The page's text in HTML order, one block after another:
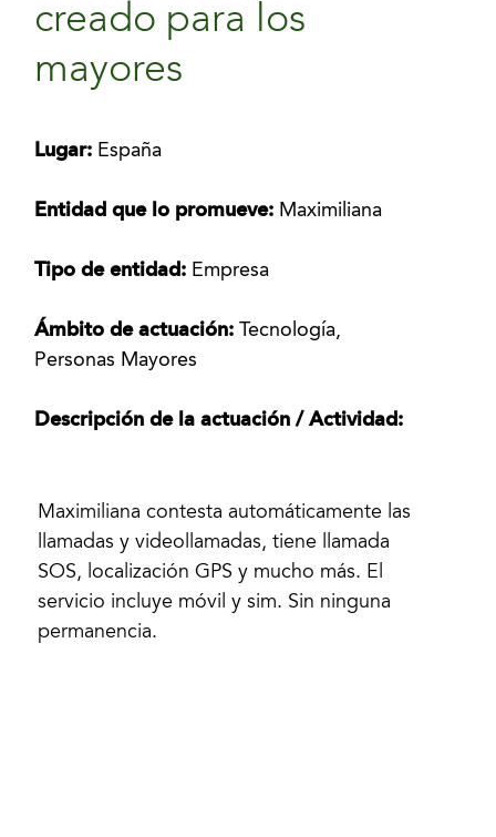
creado para los
mayores
Lugar: España
Entidad que lo promueve: Maximiliana
Tipo de entidad: Empresa
Ámbito de actuación:Tecnología,
Personas Mayores
Descripción de la actuación / Actividad:
Maximiliana contesta automáticamente las
llamadas y videollamadas, tiene llamada
SOS, localización GPS y mucho más. El
servicio incluye móvil y sim. Sin ninguna
permanencia.